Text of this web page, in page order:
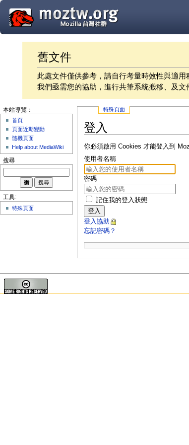
舊文件
此處文件僅供參考，請自行考量時效性與適
我們亟需您的協助，進行共筆系統搬移、及文
特殊頁面
登入
你必須啟用 Cookies 才能登入到
使用者名稱
密碼
記住我的登入狀態
登入
登入協助
忘記密碼？
本站導覽：
首頁
頁面近期變動
隨機頁面
Help about MediaWiki
搜尋
工具:
特殊頁面